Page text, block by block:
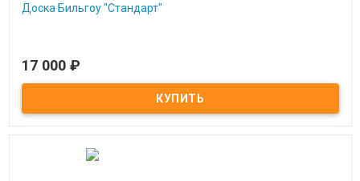
Доска Бильгоу "Стандарт"
Под заказ
Доска Бильгоу "Стандарт"
17 000 ₽